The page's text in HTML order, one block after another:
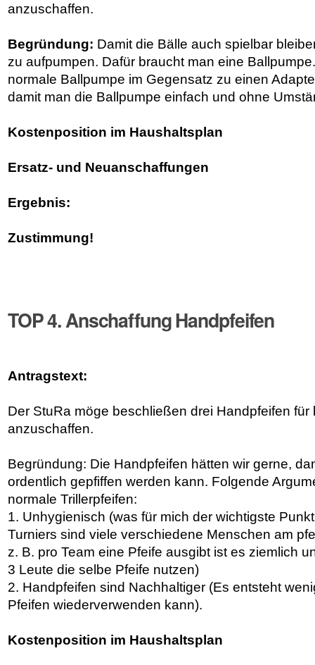
anzuschaffen.
Begründung: Damit die Bälle auch spielbar
zu aufpumpen. Dafür braucht man eine
normale Ballpumpe im Gegensatz zu einen
damit man die Ballpumpe einfach und ohne
Kostenposition im Haushaltsplan
Ersatz- und Neuanschaffungen
Ergebnis:
Zustimmung!
TOP 4. Anschaffung Handpfeifen
Antragstext:
Der StuRa möge beschließen drei Handpfeifen für
anzuschaffen.
Begründung: Die Handpfeifen hätten wir gerne,
ordentlich gepfiffen werden kann. Folgende
normale Trillerpfeifen:
1. Unhygienisch (was für mich der wichtigste
Turniers sind viele verschiedene Menschen am
z. B. pro Team eine Pfeife ausgibt ist es ziemlich
3 Leute die selbe Pfeife nutzen)
2. Handpfeifen sind Nachhaltiger (Es entsteht
Pfeifen wiederverwenden kann).
Kostenposition im Haushaltsplan